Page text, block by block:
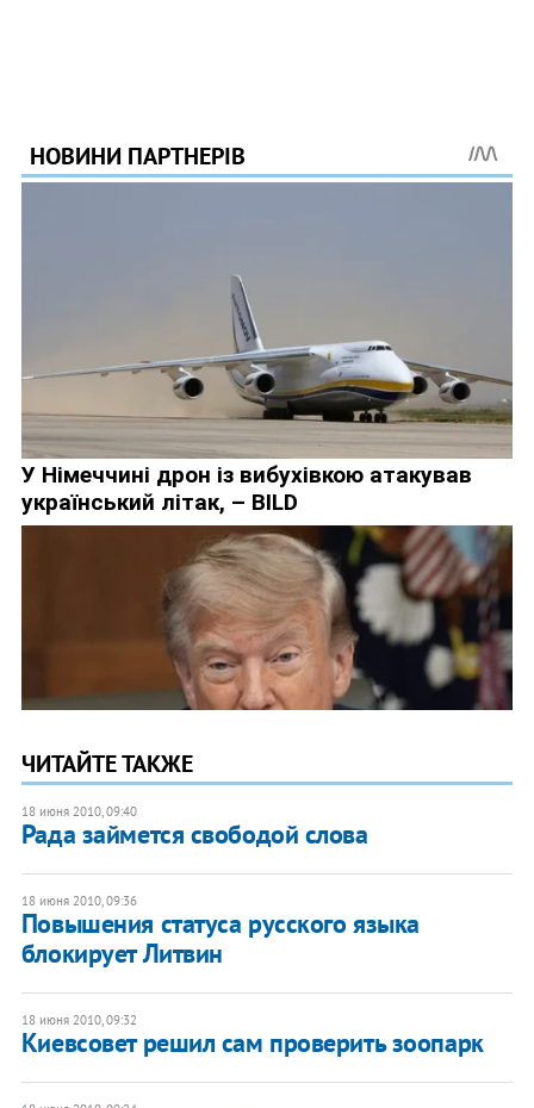
ЧИТАЙТЕ ТАКЖЕ
18 июня 2010, 09:40
Рада займется свободой слова
18 июня 2010, 09:36
Повышения статуса русского языка
блокирует Литвин
18 июня 2010, 09:32
Киевсовет решил сам проверить зоопарк